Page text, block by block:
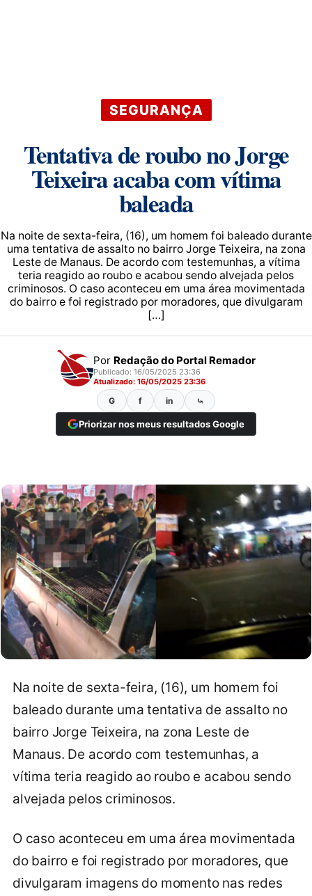
SEGURANÇA
Tentativa de roubo no Jorge
Teixeira acaba com vítima
baleada
Na noite de sexta-feira, (16), um homem foi baleado durante
uma tentativa de assalto no bairro Jorge Teixeira, na zona
Leste de Manaus. De acordo com testemunhas, a vítima
teria reagido ao roubo e acabou sendo alvejada pelos
criminosos. O caso aconteceu em uma área movimentada
do bairro e foi registrado por moradores, que divulgaram
[…]
Por Redação do Portal Remador
Publicado: 16/05/2025 23:36
Atualizado: 16/05/2025 23:36
G f in ⤿
Priorizar nos meus resultados Google
Na noite de sexta-feira, (16), um homem foi
baleado durante uma tentativa de assalto no
bairro Jorge Teixeira, na zona Leste de
Manaus. De acordo com testemunhas, a
vítima teria reagido ao roubo e acabou sendo
alvejada pelos criminosos.
O caso aconteceu em uma área movimentada
do bairro e foi registrado por moradores, que
divulgaram imagens do momento nas redes